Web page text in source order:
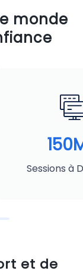
monde
Sessions à
et de